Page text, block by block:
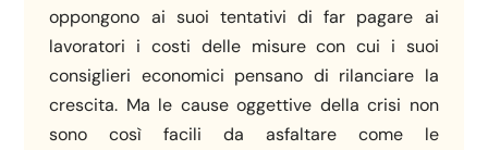
oppongono ai suoi tentativi di far pagare ai
lavoratori i costi delle misure con cui i suoi
consiglieri economici pensano di rilanciare la
crescita. Ma le cause oggettive della crisi non
sono così facili da asfaltare come le